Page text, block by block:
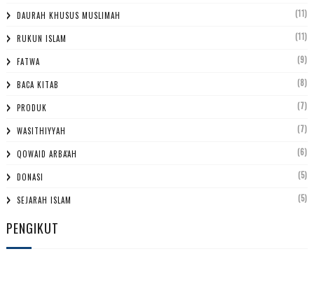
DAURAH KHUSUS MUSLIMAH (11)
RUKUN ISLAM (11)
FATWA (9)
BACA KITAB (8)
PRODUK (7)
WASITHIYYAH (7)
QOWAID ARBA'AH (6)
DONASI (5)
SEJARAH ISLAM (5)
PENGIKUT